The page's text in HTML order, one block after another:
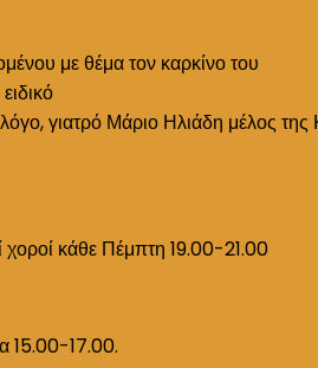
με θέμα τον καρκίνο του
γιατρό Μάριο Ηλιάδη μέλος
χοροί κάθε Πέμπτη 19.00-21.00
15.00-17.00.